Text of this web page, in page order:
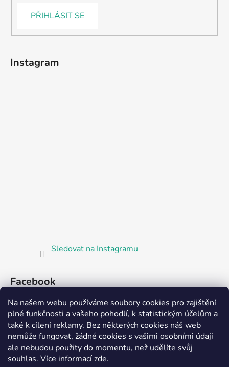
Na našem webu používáme soubory cookies pro zajištění
plné funkčnosti a vašeho pohodlí, k statistickým účelům a
také k cílení reklamy. Bez některých cookies náš web
nemůže fungovat, žádné cookies s vašimi osobními údaji
ale nebudou použity do momentu, než udělíte svůj
souhlas. Více informacízde.
PŘIHLÁSIT SE
Instagram
Sledovat na Instagramu
Facebook
Partnerská prodejna Barefoot Plzeň